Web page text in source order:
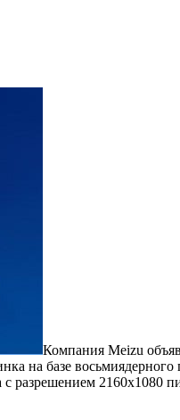
Компания Meizu
на базе
разрешением 2160x1080